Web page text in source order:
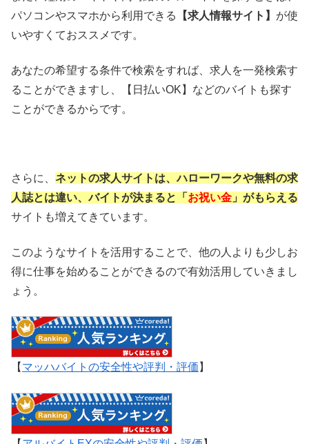
パソコンやスマホから利用できる
【求人情報サイト】 が使
いやすくておススメです。
あなたの希望する条件で検索をすれば、求人を一発検索す
ることができますし、【日払いOK】などのバイトも探す
ことができるからです。
さらに、 ネットの求人サイトは、ハローワークや無料の求
人誌とは違い、バイトが決まると「 お祝い金 」がもらえる
サイトも増えてきています。
このようなサイトを活用することで、他の人よりも少しお
得に仕事を始めることができるので有効活用していきまし
ょう。
【 マッハバイトの安全性や評判・評価 】